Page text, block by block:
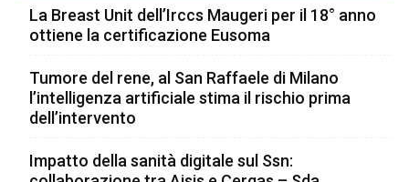
La Breast Unit dell’Irccs Maugeri per il 18° anno
ottiene la certificazione Eusoma
Tumore del rene, al San Raffaele di Milano
l’intelligenza artificiale stima il rischio prima
dell’intervento
Impatto della sanità digitale sul Ssn: